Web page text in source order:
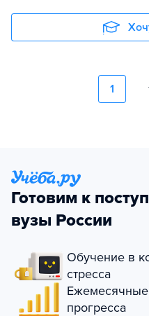
1
Готовим к
вузы России
Обучение в
стресса
Ежемесячные
прогресса